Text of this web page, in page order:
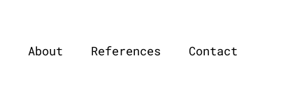
About References Contact